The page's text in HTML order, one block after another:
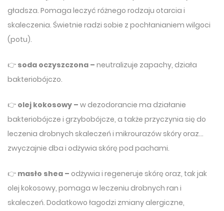
gładsza. Pomaga leczyć różnego rodzaju otarcia i
skaleczenia. Świetnie radzi sobie z pochłanianiem wilgoci
(potu).
👉 soda oczyszczona – neutralizuje zapachy, działa
bakteriobójczo.
👉 olej kokosowy – w dezodorancie ma działanie
bakteriobójcze i grzybobójcze, a także przyczynia się do
leczenia drobnych skaleczeń i mikrourazów skóry oraz…
zwyczajnie dba i odżywia skórę pod pachami.
👉 masło shea – odżywia i regeneruje skórę oraz, tak jak
olej kokosowy, pomaga w leczeniu drobnych ran i
skaleczeń. Dodatkowo łagodzi zmiany alergiczne,